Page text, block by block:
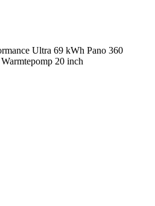
Ultra 69 kWh Pano 360
20 inch